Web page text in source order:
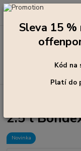
+420 273 136 255
2.5 l
Novinka
Sleva 15
Kód na
Platí do